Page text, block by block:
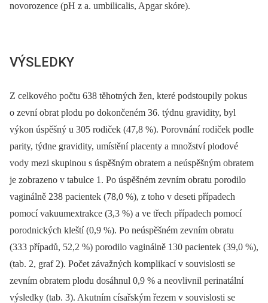
novorozence (pH z a. umbilicalis, Apgar skóre).
VÝSLEDKY
Z celkového počtu 638 těhotných žen, které podstoupily pokus
o zevní obrat plodu po dokončeném 36. týdnu gravidity, byl
výkon úspěšný u 305 rodiček (47,8 %). Porovnání rodiček podle
parity, týdne gravidity, umístění placenty a množství plodové
vody mezi skupinou s úspěšným obratem a neúspěšným obratem
je zobrazeno v tabulce 1. Po úspěšném zevním obratu porodilo
vaginálně 238 pacientek (78,0 %), z toho v deseti případech
pomocí vakuumextrakce (3,3 %) a ve třech případech pomocí
porodnických kleští (0,9 %). Po neúspěšném zevním obratu
(333 případů, 52,2 %) porodilo vaginálně 130 pacientek (39,0 %),
(tab. 2, graf 2). Počet závažných komplikací v souvislosti se
zevním obratem plodu dosáhnul 0,9 % a neovlivnil perinatální
výsledky (tab. 3). Akutním císařským řezem v souvislosti se